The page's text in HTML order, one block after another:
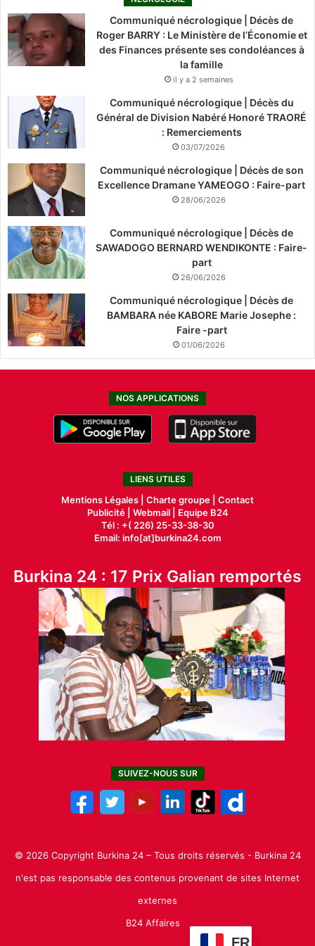
Communiqué nécrologique | Décès de
Roger BARRY : Le Ministère de l’Économie et
des Finances présente ses condoléances à
la famille
il y a 2 semaines
Communiqué nécrologique | Décès du
Général de Division Nabéré Honoré TRAORÉ
: Remerciements
03/07/2026
Communiqué nécrologique | Décès de son
Excellence Dramane YAMEOGO : Faire-part
28/06/2026
Communiqué nécrologique | Décès de
SAWADOGO BERNARD WENDIKONTE : Faire-
part
26/06/2026
Communiqué nécrologique | Décès de
BAMBARA née KABORE Marie Josephe :
Faire -part
01/06/2026
NOS APPLICATIONS
LIENS UTILES
Mentions Légales | Charte groupe | Contact
Publicité| Webmail |
Equipe B24
Tél : +( 226) 25-33-38-30
Email: info[at]burkina24.com
Burkina 24 : 17 Prix Galian remportés
SUIVEZ-NOUS SUR
© 2026 Copyright Burkina 24 – Tous droits réservés - Burkina 24
n'est pas responsable des contenus provenant de sites Internet
externes
B24 Affaires
FR